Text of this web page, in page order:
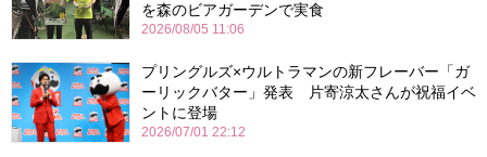
を森のビアガーデンで実食
2026/08/05 11:06
プリングルズ×ウルトラマンの新フレーバー「ガ
ーリックバター」発表 片寄涼太さんが祝福イベ
ントに登場
2026/07/01 22:12